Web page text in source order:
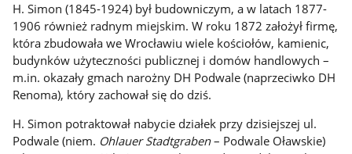
H. Simon (1845-1924) był budowniczym, a w latach 1877-
1906 również radnym miejskim. W roku 1872 założył firmę,
która zbudowała we Wrocławiu wiele kościołów, kamienic,
budynków użyteczności publicznej i domów handlowych –
m.in. okazały gmach narożny DH Podwale (naprzeciwko DH
Renoma), który zachował się do dziś.
H. Simon potraktował nabycie działek przy dzisiejszej ul.
Podwale (niem. Ohlauer Stadtgraben– Podwale Oławskie)